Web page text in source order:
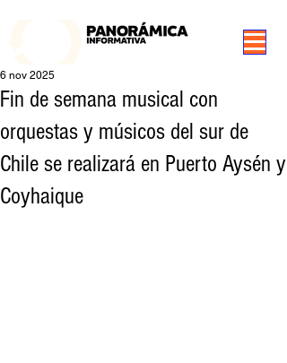
Fin de semana musical con
orquestas y músicos del sur de
Chile se realizará en Puerto Aysén y
Coyhaique
6 nov 2025